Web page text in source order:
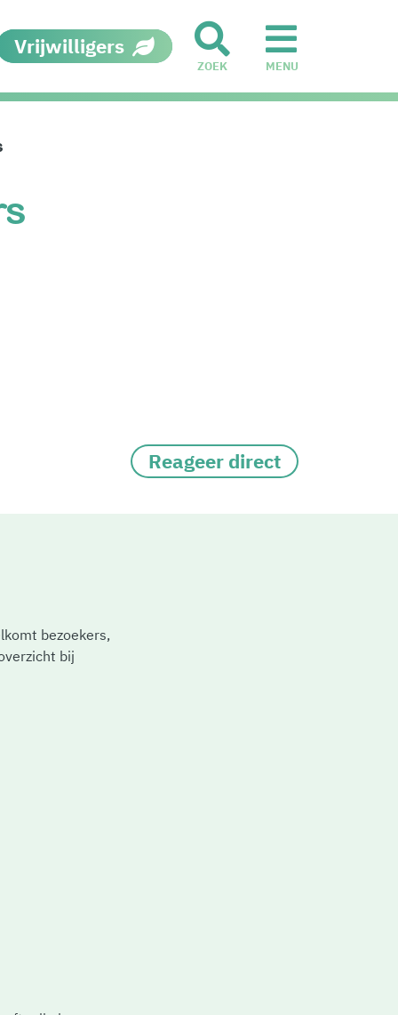
Vrijwilligers
ZOEK MENU
Reageer direct
bezoekers,
bij